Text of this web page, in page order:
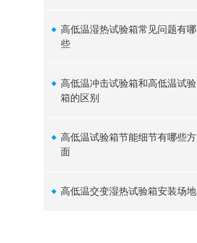
高低温湿热试验箱常见问题有哪
些
高低温冲击试验箱和高低温试验
箱的区别
高低温试验箱节能细节有哪些方
面
高低温交变湿热试验箱安装场地